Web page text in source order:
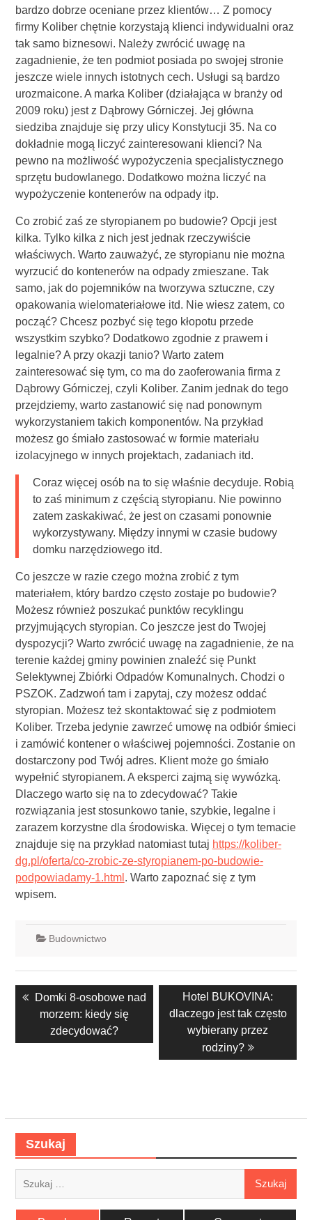
bardzo dobrze oceniane przez klientów… Z pomocy
firmy Koliber chętnie korzystają klienci indywidualni oraz
tak samo biznesowi. Należy zwrócić uwagę na
zagadnienie, że ten podmiot posiada po swojej stronie
jeszcze wiele innych istotnych cech. Usługi są bardzo
urozmaicone. A marka Koliber (działająca w branży od
2009 roku) jest z Dąbrowy Górniczej. Jej główna
siedziba znajduje się przy ulicy Konstytucji 35. Na co
dokładnie mogą liczyć zainteresowani klienci? Na
pewno na możliwość wypożyczenia specjalistycznego
sprzętu budowlanego. Dodatkowo można liczyć na
wypożyczenie kontenerów na odpady itp.
Co zrobić zaś ze styropianem po budowie? Opcji jest
kilka. Tylko kilka z nich jest jednak rzeczywiście
właściwych. Warto zauważyć, ze styropianu nie można
wyrzucić do kontenerów na odpady zmieszane. Tak
samo, jak do pojemników na tworzywa sztuczne, czy
opakowania wielomateriałowe itd. Nie wiesz zatem, co
począć? Chcesz pozbyć się tego kłopotu przede
wszystkim szybko? Dodatkowo zgodnie z prawem i
legalnie? A przy okazji tanio? Warto zatem
zainteresować się tym, co ma do zaoferowania firma z
Dąbrowy Górniczej, czyli Koliber. Zanim jednak do tego
przejdziemy, warto zastanowić się nad ponownym
wykorzystaniem takich komponentów. Na przykład
możesz go śmiało zastosować w formie materiału
izolacyjnego w innych projektach, zadaniach itd.
Coraz więcej osób na to się właśnie decyduje. Robią
to zaś minimum z częścią styropianu. Nie powinno
zatem zaskakiwać, że jest on czasami ponownie
wykorzystywany. Między innymi w czasie budowy
domku narzędziowego itd.
Co jeszcze w razie czego można zrobić z tym
materiałem, który bardzo często zostaje po budowie?
Możesz również poszukać punktów recyklingu
przyjmujących styropian. Co jeszcze jest do Twojej
dyspozycji? Warto zwrócić uwagę na zagadnienie, że na
terenie każdej gminy powinien znaleźć się Punkt
Selektywnej Zbiórki Odpadów Komunalnych. Chodzi o
PSZOK. Zadzwoń tam i zapytaj, czy możesz oddać
styropian. Możesz też skontaktować się z podmiotem
Koliber. Trzeba jedynie zawrzeć umowę na odbiór śmieci
i zamówić kontener o właściwej pojemności. Zostanie on
dostarczony pod Twój adres. Klient może go śmiało
wypełnić styropianem. A eksperci zajmą się wywózką.
Dlaczego warto się na to zdecydować? Takie
rozwiązania jest stosunkowo tanie, szybkie, legalne i
zarazem korzystne dla środowiska. Więcej o tym temacie
znajduje się na przykład natomiast tutaj https://koliber-
dg.pl/oferta/co-zrobic-ze-styropianem-po-budowie-
podpowiadamy-1.html . Warto zapoznać się z tym
wpisem.
Budownictwo
wpisu
Previous
post:
Domki 8-osobowe nad
morzem: kiedy się
zdecydować?
Next
post:
Hotel BUKOVINA:
dlaczego jest tak często
wybierany przez
rodziny?
Szukaj